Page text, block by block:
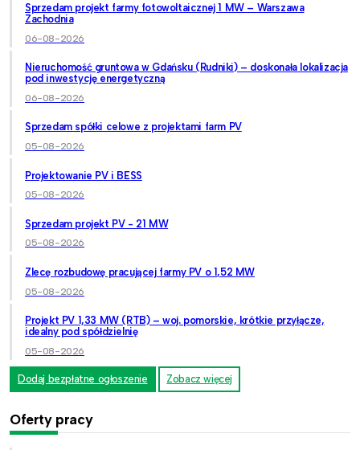
Sprzedam projekt farmy fotowoltaicznej 1 MW – Warszawa
Zachodnia
06-08-2026
Nieruchomość gruntowa w Gdańsku (Rudniki) – doskonała lokalizacja
pod inwestycję energetyczną
06-08-2026
Sprzedam spółki celowe z projektami farm PV
05-08-2026
Projektowanie PV i BESS
05-08-2026
Sprzedam projekt PV - 21 MW
05-08-2026
Zlecę rozbudowę pracującej farmy PV o 1,52 MW
05-08-2026
Projekt PV 1,33 MW (RTB) – woj. pomorskie, krótkie przyłącze,
idealny pod spółdzielnię
05-08-2026
Dodaj bezpłatne ogłoszenie Zobacz więcej
Oferty pracy